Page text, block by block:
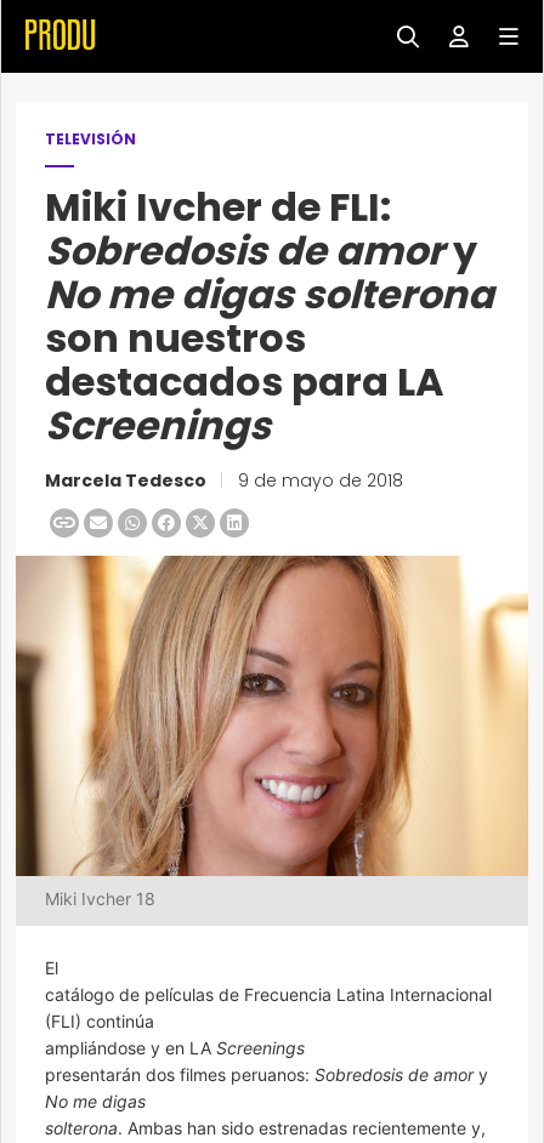
TELEVISIÓN
Miki Ivcher de FLI:
Sobredosis de amory
No me digas solterona
son nuestros
destacados para LA
Screenings
Marcela Tedesco 9 de mayo de 2018
Miki Ivcher 18
El
catálogo de películas de Frecuencia Latina Internacional
(FLI) continúa
ampliándose y en LA Screenings
presentarán dos filmes peruanos: Sobredosis de amory
No me digas
solterona. Ambas han sido estrenadas recientemente y,